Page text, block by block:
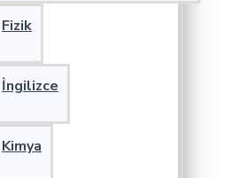
Fizik
İngilizce
Kimya